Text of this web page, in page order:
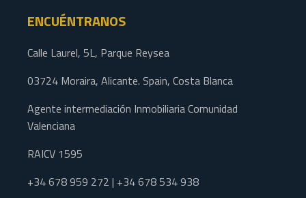
ENCUÉNTRANOS
Calle Laurel, 5L, Parque Reysea
03724 Moraira, Alicante. Spain, Costa Blanca
Agente intermediación Inmobiliaria Comunidad
Valenciana
RAICV 1595
+34 678 959 272 | +34 678 534 938